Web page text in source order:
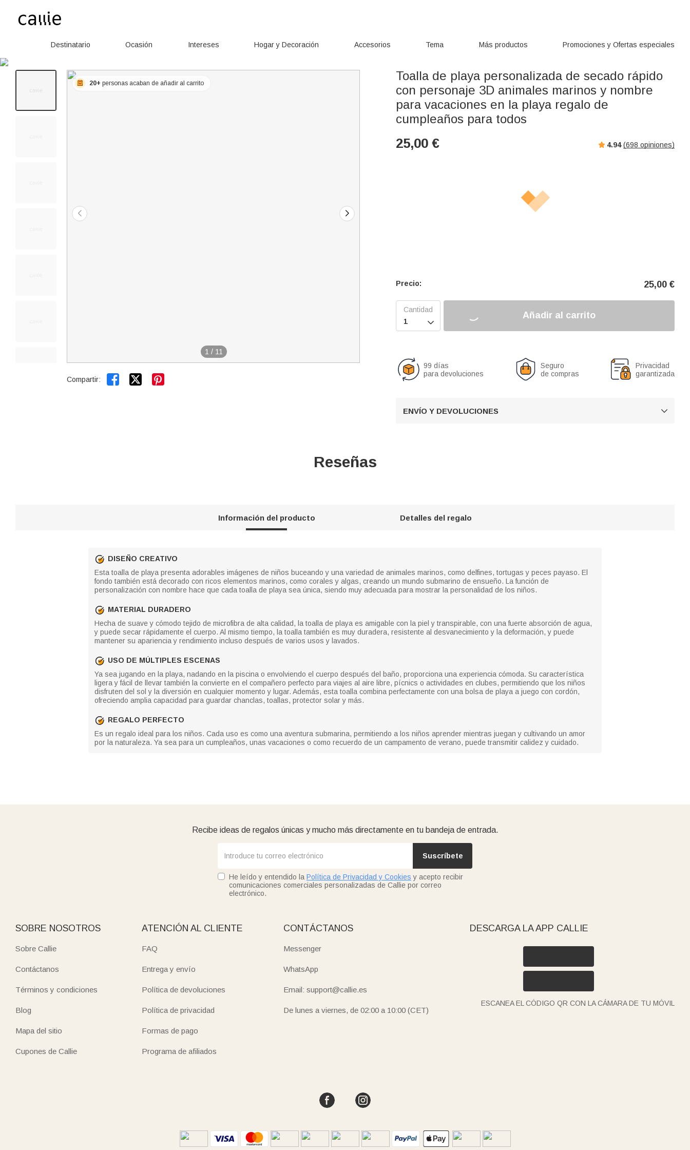
Destinatario Ocasión Intereses Hogar y Decoración Accesorios Tema Más productos Promociones y Ofertas especiales
1 / 11
20+ personas acaban de añadir al carrito
Compartir:  
Toalla de playa personalizada de secado rápido
con personaje 3D animales marinos y nombre
para vacaciones en la playa regalo de
cumpleaños para todos
25,00 € 4.94 (698 opiniones)
Precio: 25,00 €

Añadir al carrito
99 días
para devoluciones
Seguro
de compras
Privacidad
garantizada
ENVÍO Y DEVOLUCIONES 
Reseñas
Información del producto Detalles del regalo
DISEÑO CREATIVO
Esta toalla de playa presenta adorables imágenes de niños buceando y una variedad de animales marinos, como delfines, tortugas y peces payaso. El
fondo también está decorado con ricos elementos marinos, como corales y algas, creando un mundo submarino de ensueño. La función de
personalización con nombre hace que cada toalla de playa sea única, siendo muy adecuada para mostrar la personalidad de los niños.
MATERIAL DURADERO
Hecha de suave y cómodo tejido de microfibra de alta calidad, la toalla de playa es amigable con la piel y transpirable, con una fuerte absorción de agua,
y puede secar rápidamente el cuerpo. Al mismo tiempo, la toalla también es muy duradera, resistente al desvanecimiento y la deformación, y puede
mantener su apariencia y rendimiento incluso después de varios usos y lavados.
USO DE MÚLTIPLES ESCENAS
Ya sea jugando en la playa, nadando en la piscina o envolviendo el cuerpo después del baño, proporciona una experiencia cómoda. Su característica
ligera y fácil de llevar también la convierte en el compañero perfecto para viajes al aire libre, pícnics o actividades en clubes, permitiendo que los niños
disfruten del sol y la diversión en cualquier momento y lugar. Además, esta toalla combina perfectamente con una bolsa de playa a juego con cordón,
ofreciendo amplia capacidad para guardar chanclas, toallas, protector solar y más.
REGALO PERFECTO
Es un regalo ideal para los niños. Cada uso es como una aventura submarina, permitiendo a los niños aprender mientras juegan y cultivando un amor
por la naturaleza. Ya sea para un cumpleaños, unas vacaciones o como recuerdo de un campamento de verano, puede transmitir calidez y cuidado.
Recibe ideas de regalos únicas y mucho más directamente en tu bandeja de entrada.
Suscríbete
He leído y entendido la Política de Privacidad y Cookies y acepto recibir
comunicaciones comerciales personalizadas de Callie por correo
electrónico.
SOBRE NOSOTROS
Sobre Callie
Contáctanos
Términos y condiciones
Blog
Mapa del sitio
Cupones de Callie
ATENCIÓN AL CLIENTE
FAQ
Entrega y envío
Política de devoluciones
Política de privacidad
Formas de pago
Programa de afiliados
CONTÁCTANOS
Messenger
WhatsApp
Email: support@callie.es
De lunes a viernes, de 02:00 a 10:00 (CET)
DESCARGA LA APP CALLIE
ESCANEA EL CÓDIGO QR CON LA CÁMARA DE TU MÓVIL